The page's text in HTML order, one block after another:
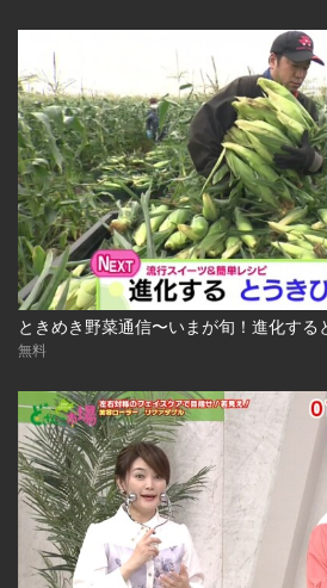
ときめき野菜通信〜いまが旬！進化す
無料